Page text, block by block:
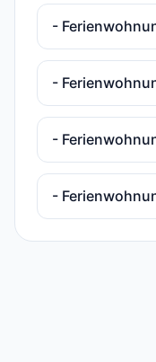
-
-
-
-